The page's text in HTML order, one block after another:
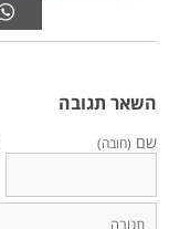
השאר תגובה
שם (חובה)